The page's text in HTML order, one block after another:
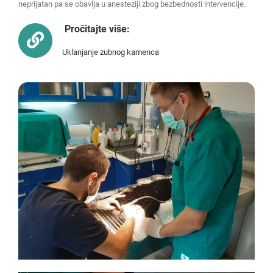
neprijatan pa se obavlja u anesteziji zbog bezbednosti intervencije.
Pročitajte više:
Uklanjanje zubnog kamenca